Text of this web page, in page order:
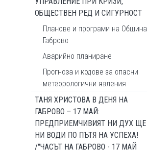
ОБЩЕСТВЕН РЕД И СИГУРНОСТ
Планове и програми на Община
Габрово
Аварийно планиране
Прогноза и кодове за опасни
метеорологични явления
ТАНЯ ХРИСТОВА В ДЕНЯ НА
ГАБРОВО – 17 МАЙ:
ПРЕДПРИЕМЧИВИЯТ НИ ДУХ ЩЕ
НИ ВОДИ ПО ПЪТЯ НА УСПЕХА!
/"ЧАСЪТ НА ГАБРОВО - 17 МАЙ